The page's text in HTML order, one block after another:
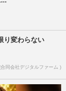
り変わらない
合同会社デジタルファーム )